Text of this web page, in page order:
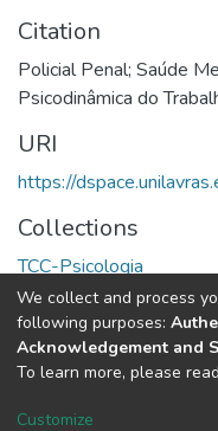
Citation
Policial Penal; Saúde
Psicodinâmica do
URI
https://
Collections
TCC-Psicologia
Full item page
Cookie
We collect and process
following purposes:
Acknowledgement and
To learn more, please
Customize